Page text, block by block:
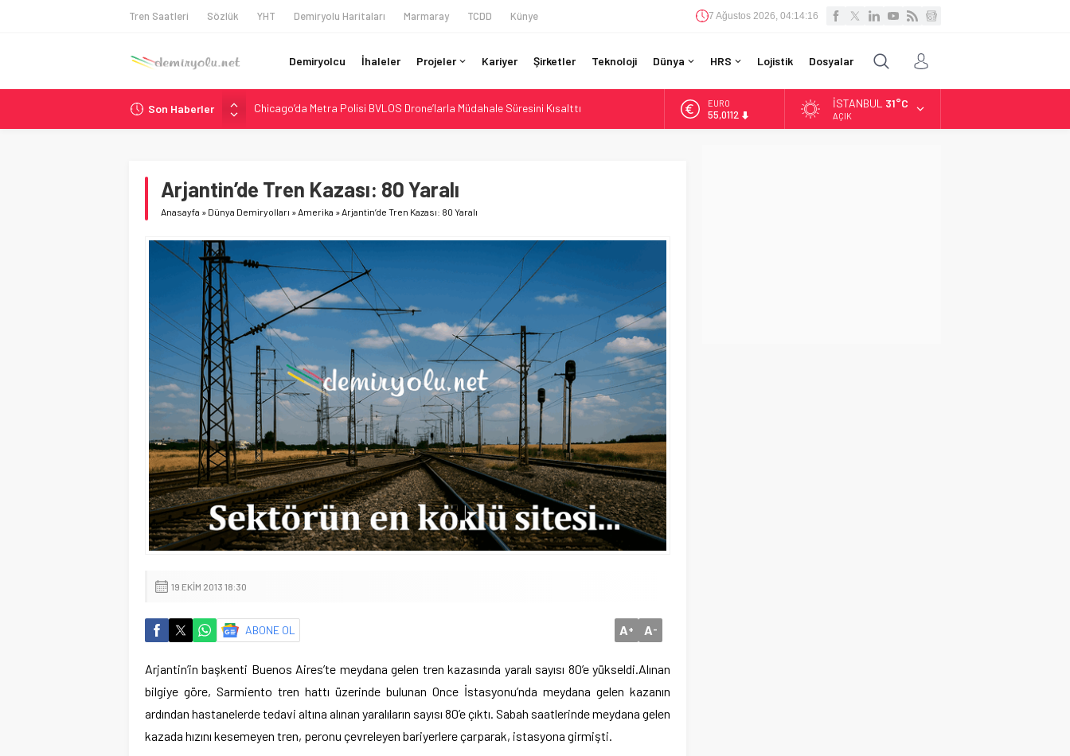
Tren Saatleri Sözlük YHT Demiryolu Haritaları Marmaray TCDD Künye 7 Ağustos 2026, 04:14:17
Demiryolcu İhaleler Projeler Kariyer Şirketler Teknoloji Dünya HRS Lojistik Dosyalar
Son Haberler
NJ Transit’ten Tarihi Bütçe: 46 Yılın Rekoru Onaylandı
Rocky Mountain, Güneş Enerjili Tesisten İlk Rayı Sevk Etti
Long Beach Limanı’na 58 Milyon Dolarlık Yeşil Yatırım Ödülü
EURO
55,0112
İSTANBUL 31°C
AÇIK
Arjantin’de Tren Kazası: 80 Yaralı
Anasayfa » Dünya Demiryolları »Amerika »Arjantin’de Tren Kazası: 80 Yaralı
19 EKIM 2013 18:30
ABONE OL A+ A-
Arjantin’in başkenti Buenos Aires’te meydana gelen tren kazasında yaralı sayısı 80’e yükseldi.Alınan
bilgiye göre, Sarmiento tren hattı üzerinde bulunan Once İstasyonu’nda meydana gelen kazanın
ardından hastanelerde tedavi altına alınan yaralıların sayısı 80’e çıktı. Sabah saatlerinde meydana gelen
kazada hızını kesemeyen tren, peronu çevreleyen bariyerlere çarparak, istasyona girmişti.